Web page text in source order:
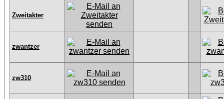
Zweitakter
zwantzer
zw310